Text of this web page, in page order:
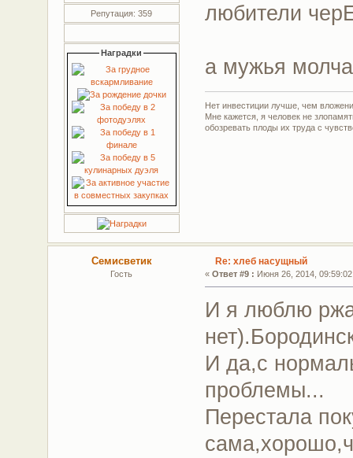
Репутация: 359
Наградки
любители
а мужья
Нет инвестиции лучше, чем
Мне кажется, я человек не
обозревать плоды их труда с
Семисветик
Гость
Re: хлеб насущный
«Ответ #9 : Июня 26, 2014,
И я люблю
И да,с
проблемы...
Перестала